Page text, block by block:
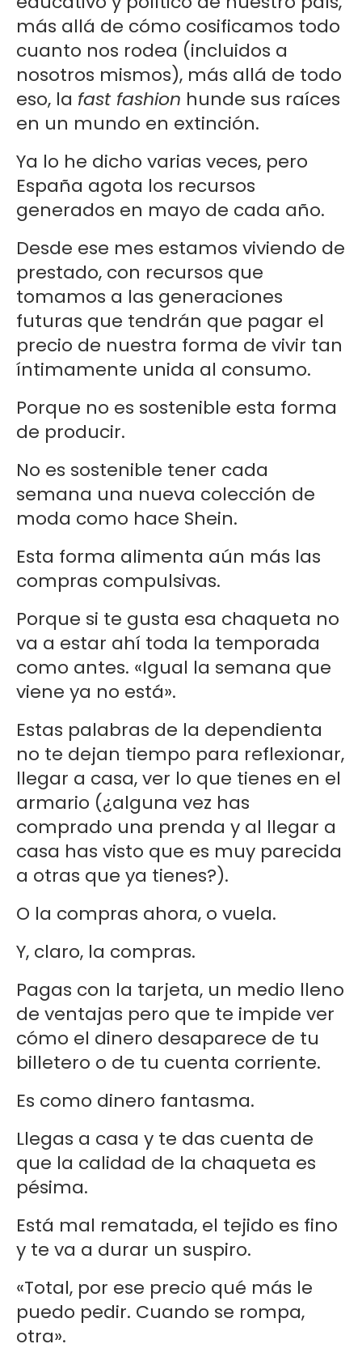
más allá de cómo cosificamos todo
cuanto nos rodea (incluidos a
nosotros mismos), más allá de todo
eso, la fast fashion hunde sus raíces
en un mundo en extinción.
Ya lo he dicho varias veces, pero
España agota los recursos
generados en mayo de cada año.
Desde ese mes estamos viviendo de
prestado, con recursos que
tomamos a las generaciones
futuras que tendrán que pagar el
precio de nuestra forma de vivir tan
íntimamente unida al consumo.
Porque no es sostenible esta forma
de producir.
No es sostenible tener cada
semana una nueva colección de
moda como hace Shein.
Esta forma alimenta aún más las
compras compulsivas.
Porque si te gusta esa chaqueta no
va a estar ahí toda la temporada
como antes. «Igual la semana que
viene ya no está».
Estas palabras de la dependienta
no te dejan tiempo para reflexionar,
llegar a casa, ver lo que tienes en el
armario (¿alguna vez has
comprado una prenda y al llegar a
casa has visto que es muy parecida
a otras que ya tienes?).
O la compras ahora, o vuela.
Y, claro, la compras.
Pagas con la tarjeta, un medio lleno
de ventajas pero que te impide ver
cómo el dinero desaparece de tu
billetero o de tu cuenta corriente.
Es como dinero fantasma.
Llegas a casa y te das cuenta de
que la calidad de la chaqueta es
pésima.
Está mal rematada, el tejido es fino
y te va a durar un suspiro.
«Total, por ese precio qué más le
puedo pedir. Cuando se rompa,
otra».